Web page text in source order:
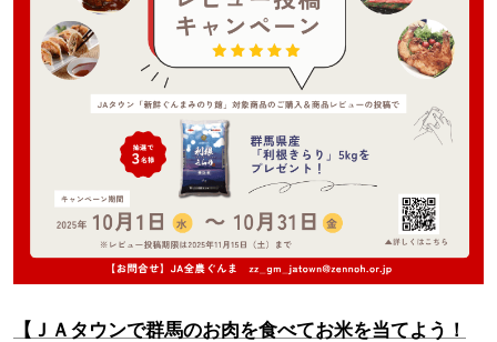
【ＪＡタウンで群馬のお肉を食べてお米を当てよう！